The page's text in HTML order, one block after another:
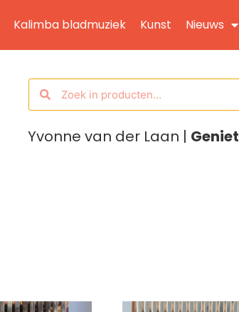
Kalimba bladmuziek Kunst Nieuws
Yvonne van der Laan |